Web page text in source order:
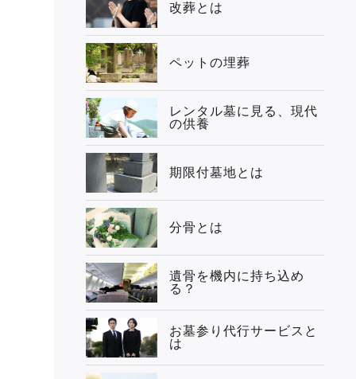
改葬とは
ペットの埋葬
レンタル墓に見る、現代
の供養
期限付墓地とは
分骨とは
遺骨を機内に持ち込め
る？
お墓参り代行サービスと
は